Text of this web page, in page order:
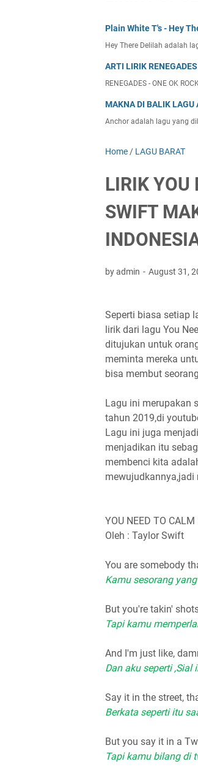
Plain White T's - Hey
Hey There Delilah adalah
ARTI LIRIK
RENEGADES - ONE OK
MAKNA DI BALIK LAGU
Anchor adalah lagu yang
Home / LAGU BARAT
LIRIK YOU
SWIFT
by admin August 31,
Seperti biasa setiap
lirik dari lagu You
ditujukan untuk
meminta mereka
bisa membut
Lagu ini merupakan
tahun 2019,di
Lagu ini juga
menjadikan itu
membenci kita
mewujudkannya,jadi
YOU NEED TO CALM
Oleh : Taylor Swift
You are somebody
Kamu sesorang
But you're takin'
Tapi kamu
And I'm just like,
Dan aku seperti ,Sial
Say it in the street,
Berkata seperti itu
But you say it in a
Tapi kamu bilang di